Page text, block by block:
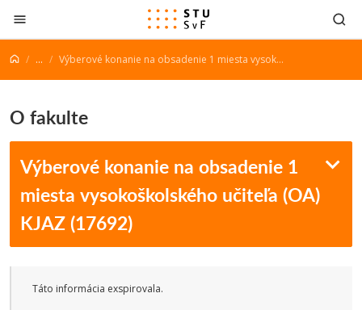
Prejsť na obsah
... Výberové konanie na obsadenie 1 miesta vysokoškolského učiteľa (OA) KJAZ (17692)
O fakulte
Výberové konanie na obsadenie 1
miesta vysokoškolského učiteľa (OA)
KJAZ (17692)
Táto informácia exspirovala.